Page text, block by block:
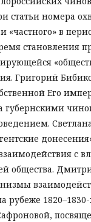
статьи номера
«частного» в
становления
Григорий
Его
губернскими
с
общества.
рубеже